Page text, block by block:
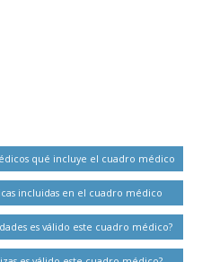
qué incluye el cuadro médico
incluidas en el cuadro médico
es válido este cuadro médico?